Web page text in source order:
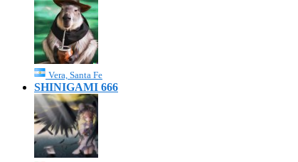
Vera, Santa Fe
SHINIGAMI 666